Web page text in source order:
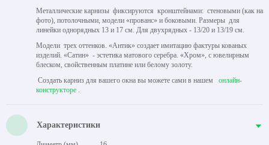
Металлические карнизы фиксируются кронштейнами: стеновыми (как на
фото), потолочными, модели «прованс» и боковыми. Размеры для
линейки однорядных 13 и 17 см. Для двухрядных - 13/20 и 13/19 см.
Модели трех оттенков. «Антик» создает имитацию фактуры кованых
изделий. «Сатин» - эстетика матового серебра. «Хром», с ювелирным
блеском, свойственным платине или белому золоту.
Создать карниз для вашего окна вы можете сами в нашем
онлайн-
конструкторе .
Характеристики